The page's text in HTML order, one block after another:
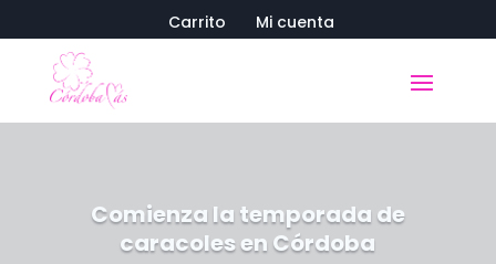
Carrito Mi cuenta
Comienza la temporada de
caracoles en Córdoba